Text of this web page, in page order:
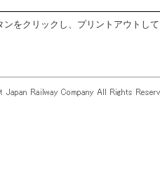
をクリックし、プリントアウトし